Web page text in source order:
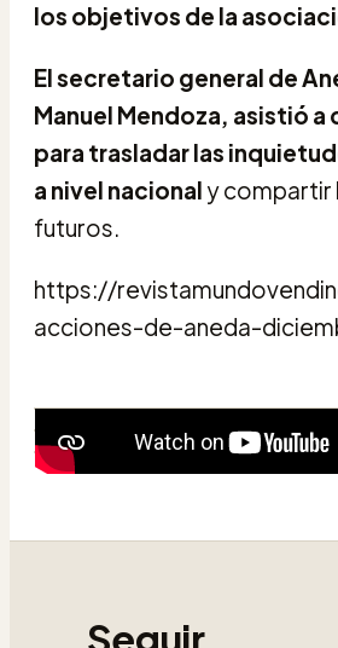
los objetivos de la
El secretario general de
Manuel Mendoza, asistió a
para trasladar las
a nivel nacional y compartir
futuros.
https://
acciones-de-aneda-